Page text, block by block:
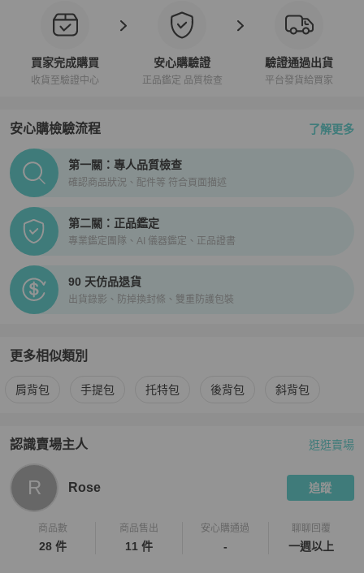
買家完成購買
收貨至驗證中心
安心購驗證
正品鑑定 品質檢查
驗證通過出貨
平台發貨給買家
安心購檢驗流程 了解更多
PopChill拍拍圈正品驗證、安心購檢驗流程介紹
第一關：專人品質檢查
確認商品狀況、配件等 符合頁面描述
第二關：正品鑑定
專業鑑定團隊、AI 儀器鑑定、正品證書
90 天仿品退貨
出貨錄影、防掉換封條、雙重防護包裝
更多相似類別
更多Mulberry 女包相似商品推薦
肩背包 手提包 托特包 後背包 斜背包
認識賣場主人
PopChill 拍拍圈嚴選賣家
逛逛賣場
R Rose 追蹤
商品數
28 件
商品售出
11 件
安心購通過
-
聊聊回覆
一週以上